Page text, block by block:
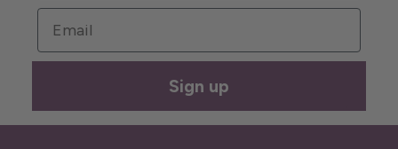
Email
Sign up